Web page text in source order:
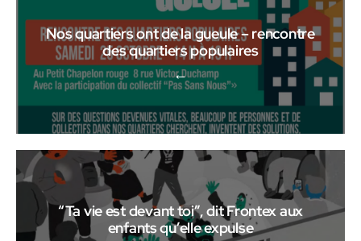
←
Nos quartiers ont de la gueule – rencontre
des quartiers populaires
“Ta vie est devant toi”, dit Frontex aux
enfants qu’elle expulse